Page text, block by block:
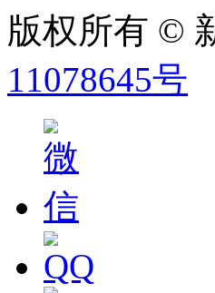
版权所有 ©
11078645号